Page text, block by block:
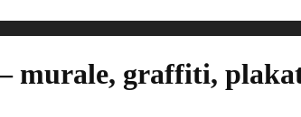
murale, graffiti,